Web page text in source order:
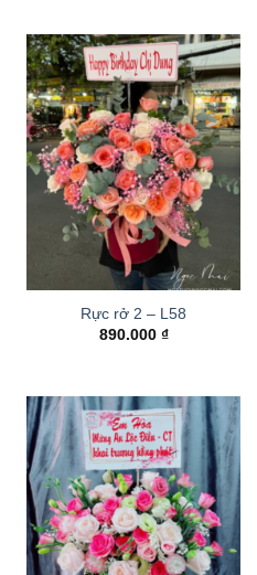
Rực rở 2 – L58
890.000 ₫